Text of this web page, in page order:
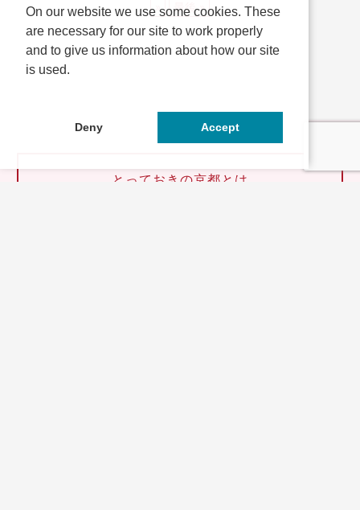
»
最後 »
とっておきの京都とは
On our website we use some cookies. These
are necessary for our site to work properly
and to give us information about how our site
is used.
Deny Accept